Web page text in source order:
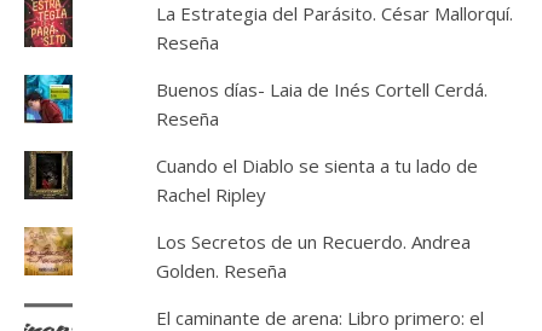
La Estrategia del Parásito. César Mallorquí.
Reseña
Buenos días- Laia de Inés Cortell Cerdá.
Reseña
Cuando el Diablo se sienta a tu lado de
Rachel Ripley
Los Secretos de un Recuerdo. Andrea
Golden. Reseña
El caminante de arena: Libro primero: el